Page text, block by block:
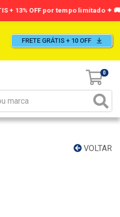
FRETE GRÁTIS + 10 OFF
0
VOLTAR